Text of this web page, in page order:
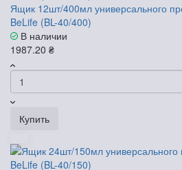
Ящик 12шт/400мл универсального
BeLife (BL-40/400)
В наличии
1987.20 ₴
Купить